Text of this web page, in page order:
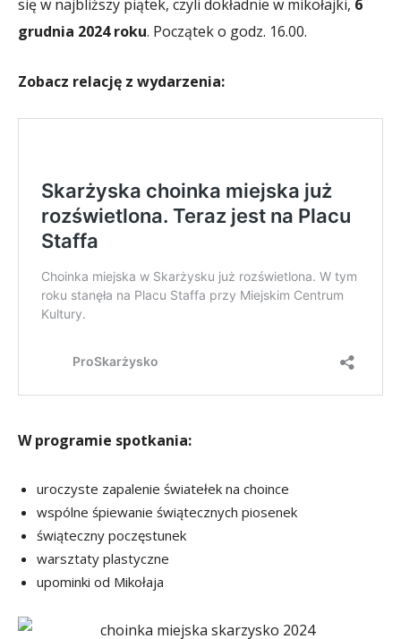
się w najbliższy piątek, czyli dokładnie w mikołajki, 6
grudnia 2024 roku. Początek o godz. 16.00.
Zobacz relację z wydarzenia:
W programie spotkania:
uroczyste zapalenie światełek na choince
wspólne śpiewanie świątecznych piosenek
świąteczny poczęstunek
warsztaty plastyczne
upominki od Mikołaja